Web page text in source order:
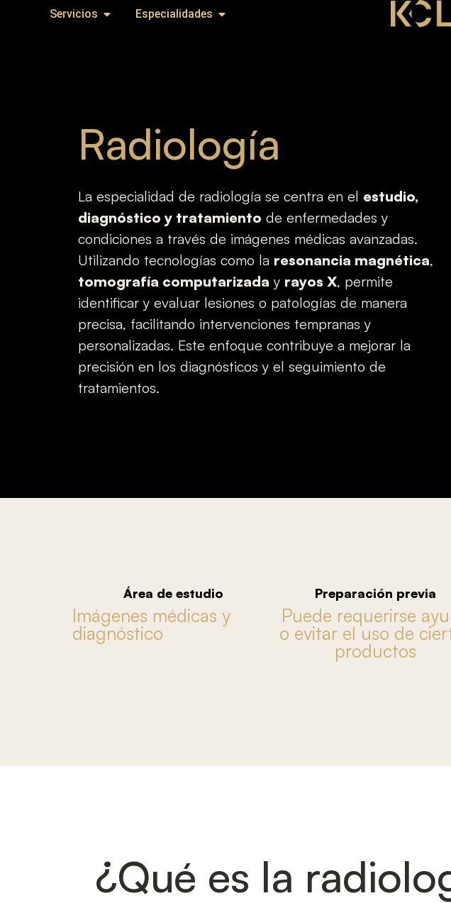
Servicios Especialidades
Radiología
La especialidad de radiología se centra en el estudio,
diagnóstico y tratamiento de enfermedades y
condiciones a través de imágenes médicas avanzadas.
Utilizando tecnologías como la resonancia magnética,
tomografía computarizada y rayos X, permite
identificar y evaluar lesiones o patologías de manera
precisa, facilitando intervenciones tempranas y
personalizadas. Este enfoque contribuye a mejorar la
precisión en los diagnósticos y el seguimiento de
tratamientos.
Área de estudio
Imágenes médicas y
diagnóstico
Preparación previa
Puede requerirse
o evitar el uso de
productos
¿Qué es la